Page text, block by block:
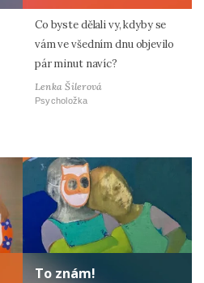
Co byste dělali vy, kdyby se
vám ve všedním dnu objevilo
pár minut navíc?
Lenka Šilerová
Psycholožka
To znám!